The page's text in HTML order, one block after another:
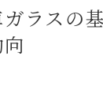
自動車ガラスが
いて
ガラスの